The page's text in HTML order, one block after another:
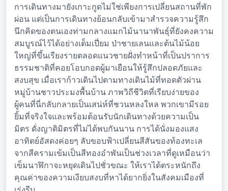
การเดินทางมายังเกาะกูดไม่ใช่เพียงการเปลี่ยนสถานที่พัก
ผ่อน แต่เป็นการเดินทางย้อนกลับเข้ามาสำรวจความรู้สึก
นึกคิดของตนเองท่ามกลางแมกไม้นานาพันธุ์ที่ยังคงความ
สมบูรณ์ไว้ได้อย่างเต็มเปี่ยม ป่าชายเลนและต้นไม้น้อย
ใหญ่ที่ขึ้นเรียงรายตลอดแนวชายฝั่งทำหน้าที่เป็นปราการ
ธรรมชาติที่คอยโอบกอดผู้มาเยือนให้รู้สึกปลอดภัยและ
สงบสุข เมื่อเราก้าวเดินไปตามทางเดินไม้ที่ทอดตัวผ่าน
หมู่บ้านชาวประมงพื้นบ้าน ภาพวิถีชีวิตที่เรียบง่ายของ
ผู้คนที่นี่กลับกลายเป็นเสน่ห์ที่ชวนหลงใหล พวกเขามีรอย
ยิ้มที่จริงใจและพร้อมต้อนรับนักเดินทางด้วยความเป็น
มิตร ดั่งญาติมิตรที่ไม่ได้พบกันนาน การได้นั่งมองแสง
อาทิตย์อัสดงค่อยๆ ลับขอบฟ้าเปลี่ยนสีสันของท้องทะเล
จากสีครามเข้มเป็นสีทองอำพันเป็นช่วงเวลาที่ดูเหมือนว่า
เข็มนาฬิกาจะหยุดเดินไปชั่วขณะ ให้เราได้ตระหนักถึง
คุณค่าของความเงียบสงบที่หาได้ยากยิ่งในสังคมเมืองที่